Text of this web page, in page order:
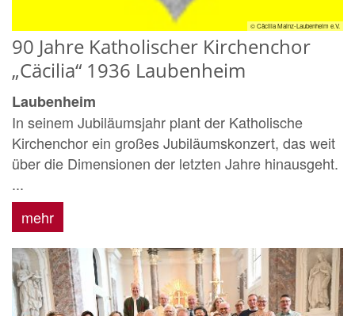
© Cäcilia Mainz-Laubenheim e.V.
90 Jahre Katholischer Kirchenchor
„Cäcilia“ 1936 Laubenheim
Laubenheim
In seinem Jubiläumsjahr plant der Katholische
Kirchenchor ein großes Jubiläumskonzert, das weit
über die Dimensionen der letzten Jahre hinausgeht.
...
mehr